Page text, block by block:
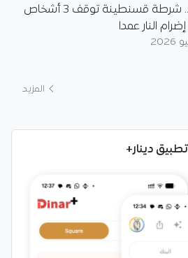
فيديو.. شرطة قسنطينة توقف 3 أشخاص
النار عمدا
المزيد
تطبيق دينار+